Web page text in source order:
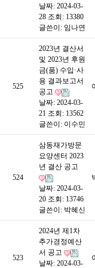
날짜: 2024-03-
28 조회: 13380
글쓴이: 임나연
525
2023년 결산서
및 2023년 후원
금(품) 수입·사
용 결과보고서
공고
날짜: 2024-03-
21 조회: 13562
글쓴이: 이수민
524
삼동재가방문
요양센터 2023
년 결산 공고
날짜: 2024-03-
20 조회: 13746
글쓴이: 박혜신
523
2024년 제1차
추가경정예산
서 공고
날짜: 2024-03-